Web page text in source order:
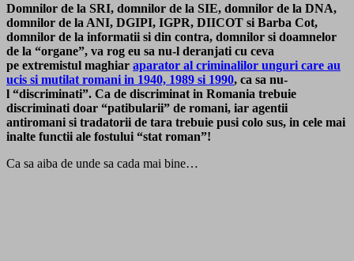
Domnilor de la SRI, domnilor de la SIE, domnilor de la DNA,
domnilor de la ANI, DGIPI, IGPR, DIICOT si Barba Cot,
domnilor de la informatii si din contra, domnilor si doamnelor
de la “organe”, va rog eu sa nu-l deranjati cu ceva
pe extremistul maghiar aparator al criminalilor unguri care au
ucis si mutilat romani in 1940, 1989 si 1990, ca sa nu-
l “discriminati”. Ca de discriminat in Romania trebuie
discriminati doar “patibularii” de romani, iar agentii
antiromani si tradatorii de tara trebuie pusi colo sus, in cele mai
inalte functii ale fostului “stat roman”!
Ca sa aiba de unde sa cada mai bine…